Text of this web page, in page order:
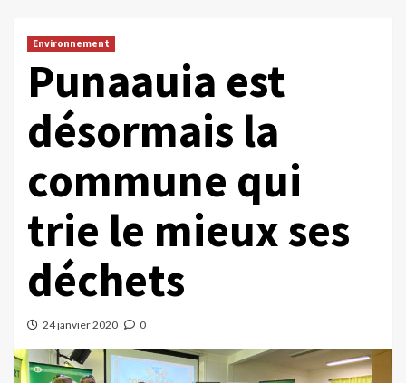
Environnement
Punaauia est
désormais la
commune qui
trie le mieux ses
déchets
24 janvier 2020 0